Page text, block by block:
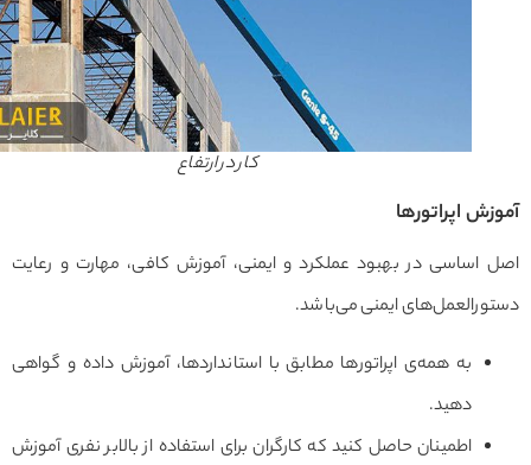
کار در ارتفاع
اپراتورها
اساسی در بهبود عملکرد و ایمنی، آموزش کافی، مهارت و رعایت
ایمنی می‌باشد.
به همه‌ی اپراتورها مطابق با استانداردها، آموزش داده و گواهی
دهید.
اطمینان حاصل کنید که کارگران برای استفاده از بالابر نفری آموزش